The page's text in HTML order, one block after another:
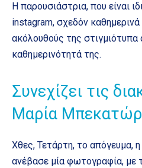
Η παρουσιάστρια, που είναι
instagram, σχεδόν καθημερινά
ακόλουθούς της στιγμιότυπα
καθημερινότητά της.
Συνεχίζει τις
Μαρία
Χθες, Τετάρτη, το απόγευμα,
ανέβασε μία φωτογραφία, με